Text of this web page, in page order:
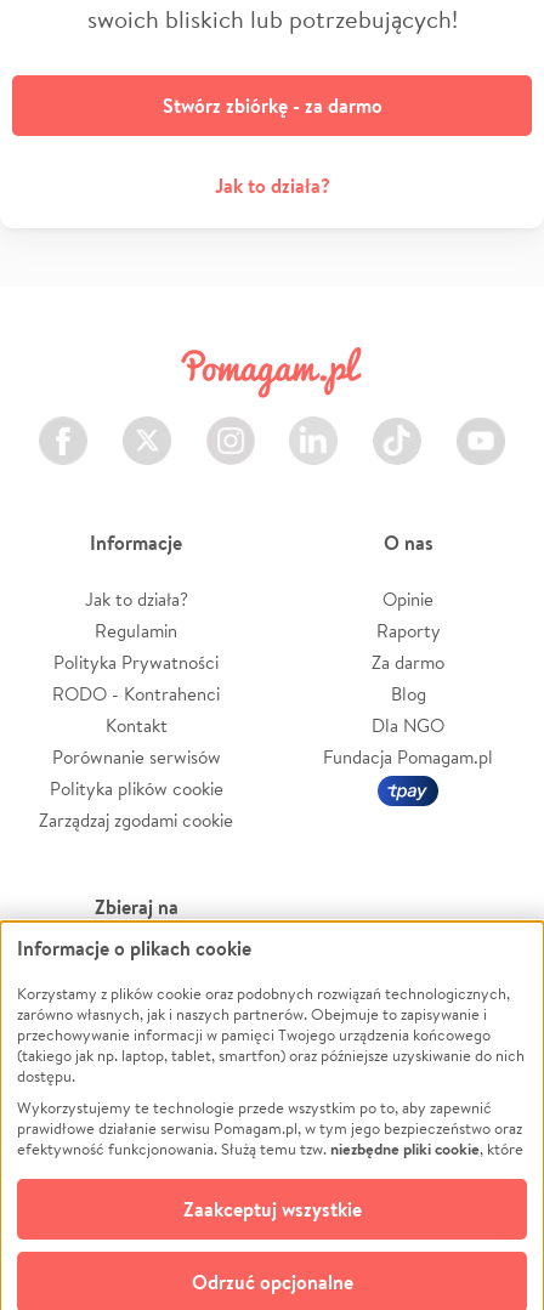
swoich bliskich lub potrzebujących!
Stwórz zbiórkę - za darmo
Jak to działa?
Facebook Twitter Instagram LinkedIn TikTok Youtube
Informacje
Jak to działa?
Regulamin
Polityka Prywatności
RODO - Kontrahenci
Kontakt
Porównanie serwisów
Polityka plików cookie
Zarządzaj zgodami cookie
O nas
Opinie
Raporty
Za darmo
Blog
Dla NGO
Fundacja Pomagam.pl
Zbieraj na
Leczenie
Zwierzęta
Pożar
Ukraina
Pomoc Finansowa
Projekty
Pogrzeb
Społeczność lokalna
Kultura
Powódź
Wichura
NGO
Edukacja
Podróż
Impreza
Ochrona środowiska
Biznes
Informacje o plikach cookie
Korzystamy z plików cookie oraz podobnych rozwiązań technologicznych,
zarówno własnych, jak i naszych partnerów. Obejmuje to zapisywanie i
przechowywanie informacji w pamięci Twojego urządzenia końcowego
(takiego jak np. laptop, tablet, smartfon) oraz późniejsze uzyskiwanie do nich
dostępu.
Wykorzystujemy te technologie przede wszystkim po to, aby zapewnić
prawidłowe działanie serwisu Pomagam.pl, w tym jego bezpieczeństwo oraz
efektywność funkcjonowania. Służą temu tzw.niezbędne pliki cookie, które
opcjonalnych plików cookie
technologii do celów analitycznych i retargetingowych. Możesz wyrazić
zgodę na ich stosowanie lub jej odmówić. W dowolnym momencie masz
możliwość zmiany swoich preferencji na stronie „Zarządzaj zgodami cookie”,
do której link znajdziesz w stopce serwisu Pomagam.pl. Opcjonalne pliki
cookie wykorzystywane są w następujących celach:
Odrzuć opcjonalne
Zaakceptuj wszystkie